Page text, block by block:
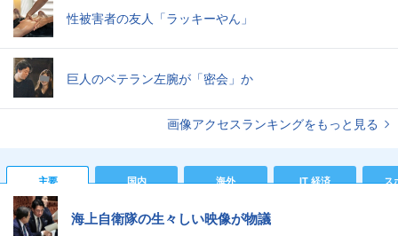
性被害者の友人「ラッキーやん」
巨人のベテラン左腕が「密会」か
画像アクセスランキングをもっと見る
主要 国内 海外 IT 経済 ス
海上自衛隊の生々しい映像が物議